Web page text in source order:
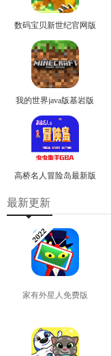
数码宝贝新世纪官网版
我的世界java版基岩版
高桥名人冒险岛最新版
最新更新
家有外星人免费版